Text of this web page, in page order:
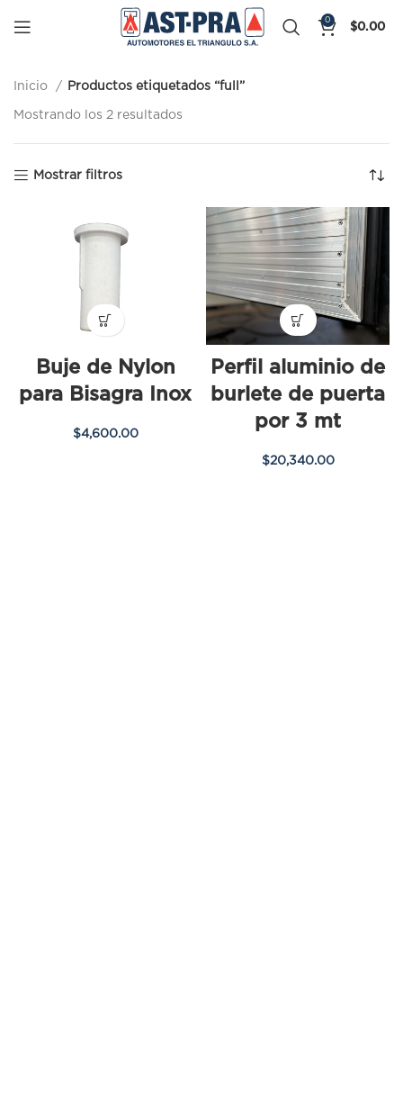
0
$0.00
Inicio Productos etiquetados “full”
Mostrando los 2 resultados
Mostrar filtros
Buje de Nylon
para Bisagra Inox
$4,600.00
Perfil aluminio de
burlete de puerta
por 3 mt
$20,340.00